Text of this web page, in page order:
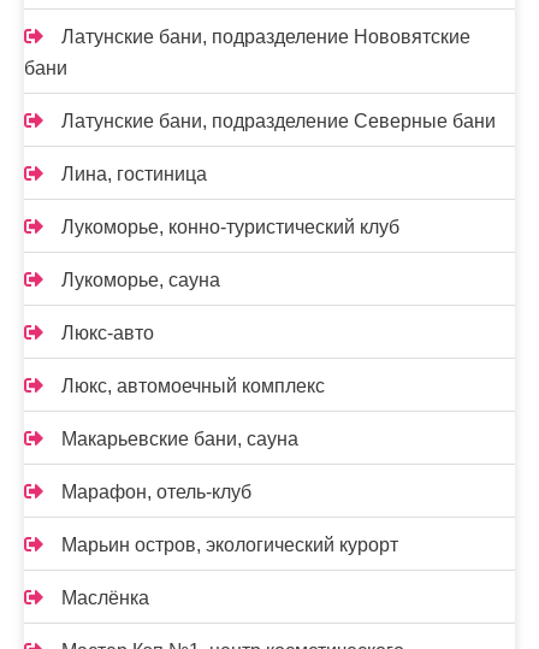
Латунские бани, подразделение Нововятские
бани
Латунские бани, подразделение Северные бани
Лина, гостиница
Лукоморье, конно-туристический клуб
Лукоморье, сауна
Люкс-авто
Люкс, автомоечный комплекс
Макарьевские бани, сауна
Марафон, отель-клуб
Марьин остров, экологический курорт
Маслёнка